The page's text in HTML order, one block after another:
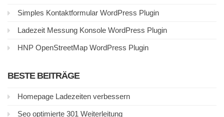
Simples Kontaktformular WordPress Plugin
Ladezeit Messung Konsole WordPress Plugin
HNP OpenStreetMap WordPress Plugin
BESTE BEITRÄGE
Homepage Ladezeiten verbessern
Seo optimierte 301 Weiterleitung